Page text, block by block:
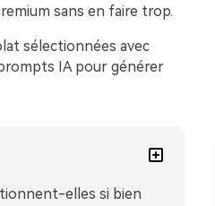
sans en faire trop.
sélectionnées avec
IA pour générer
elles si bien